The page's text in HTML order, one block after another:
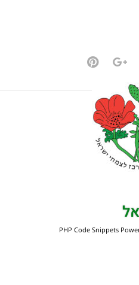
PHP Code Snippets